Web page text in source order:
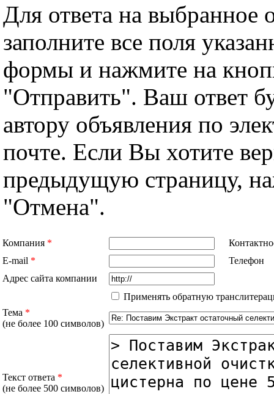
Для ответа на выбранное
заполните все поля
формы и нажмите на
"Отправить". Ваш ответ
автору объявления по
почте. Если Вы хотите
предыдущую страницу,
"Отмена".
Компания *
E-mail *
Телефон
Адрес сайта компании
Применять обратную
Тема *
(не более 100 символов)
Текст ответа *
(не более 500 символов)